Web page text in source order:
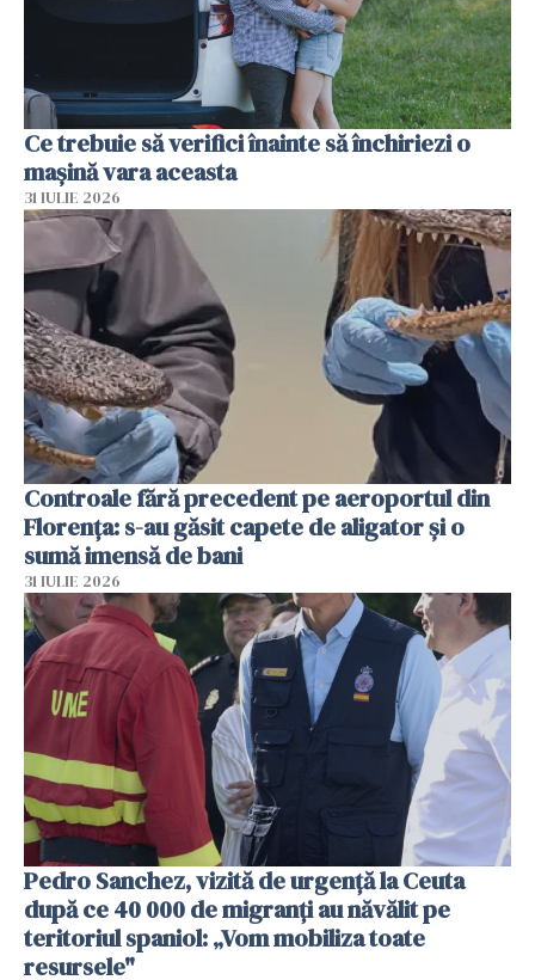
Ce trebuie să verifici înainte să închiriezi o
mașină vara aceasta
31 IULIE 2026
Controale fără precedent pe aeroportul din
Florența: s-au găsit capete de aligator și o
sumă imensă de bani
31 IULIE 2026
Pedro Sanchez, vizită de urgență la Ceuta
după ce 40 000 de migranți au năvălit pe
teritoriul spaniol: „Vom mobiliza toate
resursele"